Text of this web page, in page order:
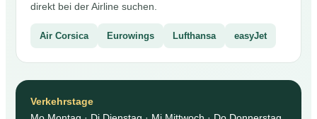
direkt bei der Airline suchen.
Air Corsica Eurowings Lufthansa easyJet
Verkehrstage